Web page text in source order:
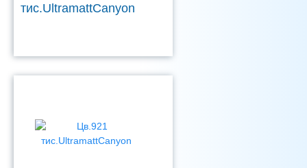
тис.UltramattCanyon